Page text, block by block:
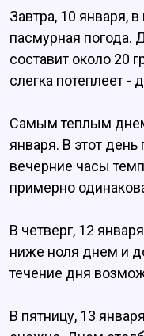
Завтра, 10 января,
пасмурная погода.
составит около 20
слегка потеплеет -
Самым теплым
января. В этот
вечерние часы
примерно
В четверг, 12
ниже ноля днем и
течение дня
В пятницу, 13